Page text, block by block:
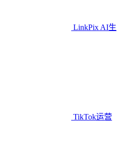
LinkPix AI生
TikTok运营